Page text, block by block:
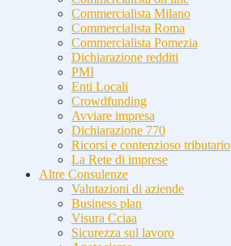
Commercialista Milano
Commercialista Roma
Commercialista Pomezia
Dichiarazione redditi
PMI
Enti Locali
Crowdfunding
Avviare impresa
Dichiarazione 770
Ricorsi e contenzioso tributario
La Rete di imprese
Altre Consulenze
Valutazioni di aziende
Business plan
Visura Cciaa
Sicurezza sul lavoro